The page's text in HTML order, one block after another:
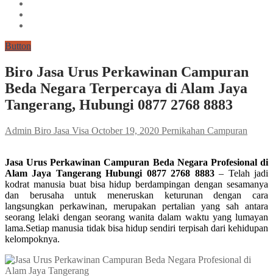
Button
Biro Jasa Urus Perkawinan Campuran
Beda Negara Terpercaya di Alam Jaya
Tangerang, Hubungi 0877 2768 8883
Admin Biro Jasa Visa October 19, 2020 Pernikahan Campuran
Jasa Urus Perkawinan Campuran Beda Negara Profesional di
Alam Jaya Tangerang Hubungi 0877 2768 8883– Telah jadi
kodrat manusia buat bisa hidup berdampingan dengan sesamanya
dan berusaha untuk meneruskan keturunan dengan cara
langsungkan perkawinan, merupakan pertalian yang sah antara
seorang lelaki dengan seorang wanita dalam waktu yang lumayan
lama.Setiap manusia tidak bisa hidup sendiri terpisah dari kehidupan
kelompoknya.